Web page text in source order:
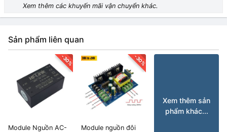
Xem thêm các khuyến mãi vận chuyển khác.
Sản phẩm liên quan
-30%
Module Nguồn AC-
-30%
Module nguồn đôi
Xem thêm sản
phẩm khác...